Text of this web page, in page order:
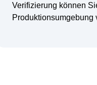
Verifizierung können
Produktionsumgebung